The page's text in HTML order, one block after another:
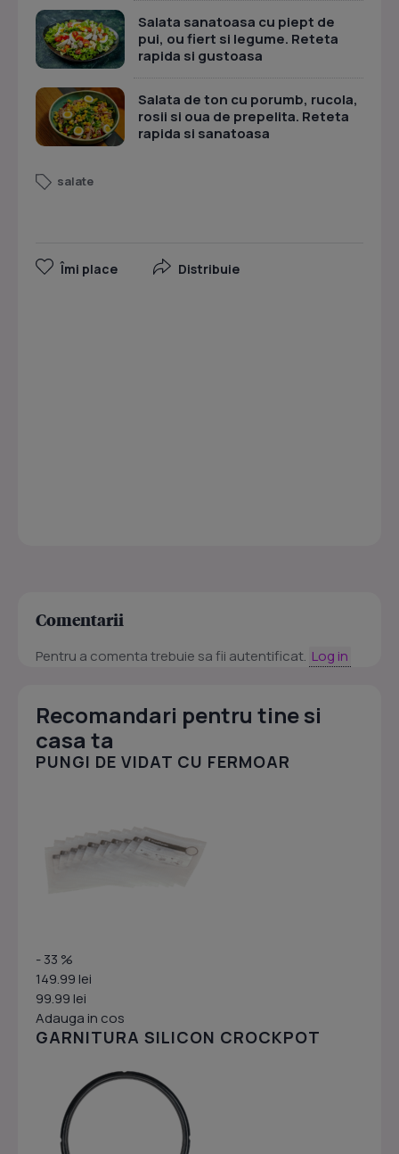
Salata sanatoasa cu piept de
pui, ou fiert si legume. Reteta
rapida si gustoasa
Salata de ton cu porumb, rucola,
rosii si oua de prepelita. Reteta
rapida si sanatoasa
salate
Îmi place Distribuie
Comentarii
Pentru a comenta trebuie sa fii autentificat. Log in
Recomandari pentru tine si
casa ta
PUNGI DE VIDAT CU FERMOAR
- 33 %
149.99 lei
99.99 lei
Adauga in cos
GARNITURA SILICON CROCKPOT